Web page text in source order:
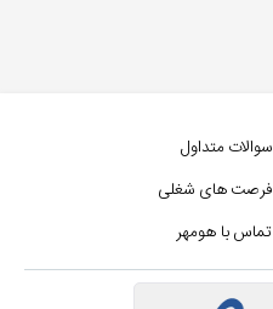
سوالات متداول
فرصت های شغلی
تماس با هومهر